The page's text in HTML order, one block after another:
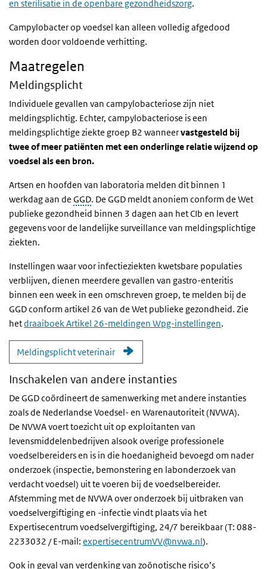
en sterilisatie in de openbare gezondheidszorg.
Campylobacter op voedsel kan alleen volledig afgedood
worden door voldoende verhitting.
Maatregelen
Meldingsplicht
Individuele gevallen van campylobacteriose zijn niet
meldingsplichtig. Echter, campylobacteriose is een
meldingsplichtige ziekte groep B2 wanneervastgesteld bij
twee of meer patiënten met een onderlinge relatie wijzend op
voedsel als een bron.
Artsen en hoofden van laboratoria melden dit binnen 1
werkdag aan de GGD. De GGD meldt anoniem conform de Wet
publieke gezondheid binnen 3 dagen aan hetCIb en levert
gegevens voor de landelijke surveillance van meldingsplichtige
ziekten.
Instellingen waar voor infectieziekten kwetsbare populaties
verblijven, dienen meerdere gevallen van gastro-enteritis
binnen een week in een omschreven groep, te melden bij de
GGD conform artikel 26 van de Wet publieke gezondheid. Zie
hetdraaiboek Artikel 26-meldingen Wpg-instellingen.
Meldingsplicht veterinair
Inschakelen van andere instanties
De GGD coördineert de samenwerking met andere instanties
zoals de Nederlandse Voedsel- en Warenautoriteit (NVWA).
De NVWAvoert toezicht uit op exploitanten van
levensmiddelenbedrijven alsook overige professionele
voedselbereiders en is in die hoedanigheid bevoegd om nader
onderzoek (inspectie, bemonstering en labonderzoek van
verdacht voedsel) uit te voeren bij de voedselbereider.
Afstemming met de NVWAover onderzoek bij uitbraken van
voedselvergiftiging en -infectie vindt plaats via het
Expertisecentrum voedselvergiftiging, 24/7 bereikbaar (T: 088-
2233032 / E-mail: expertisecentrumVV@nvwa.nl).
Ook in geval van verdenking van zoönotische risico’s